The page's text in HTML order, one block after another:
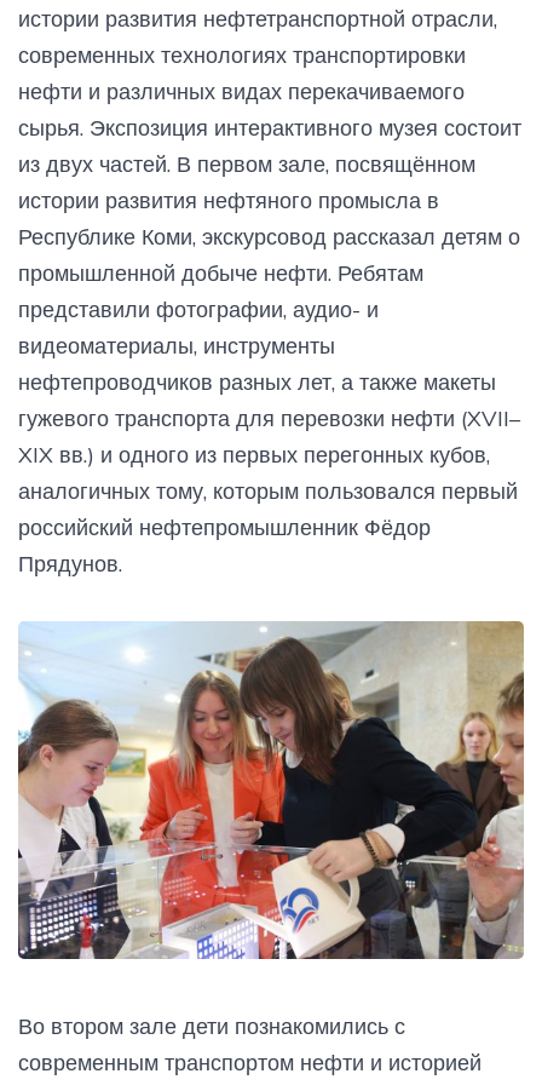
истории развития нефтетранспортной отрасли,
современных технологиях транспортировки
нефти и различных видах перекачиваемого
сырья. Экспозиция интерактивного музея состоит
из двух частей. В первом зале, посвящённом
истории развития нефтяного промысла в
Республике Коми, экскурсовод рассказал детям о
промышленной добыче нефти. Ребятам
представили фотографии, аудио- и
видеоматериалы, инструменты
нефтепроводчиков разных лет, а также макеты
гужевого транспорта для перевозки нефти (XVII–
XIX вв.) и одного из первых перегонных кубов,
аналогичных тому, которым пользовался первый
российский нефтепромышленник Фёдор
Прядунов.
Во втором зале дети познакомились с
современным транспортом нефти и историей